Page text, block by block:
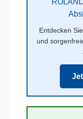
Entdecken
und